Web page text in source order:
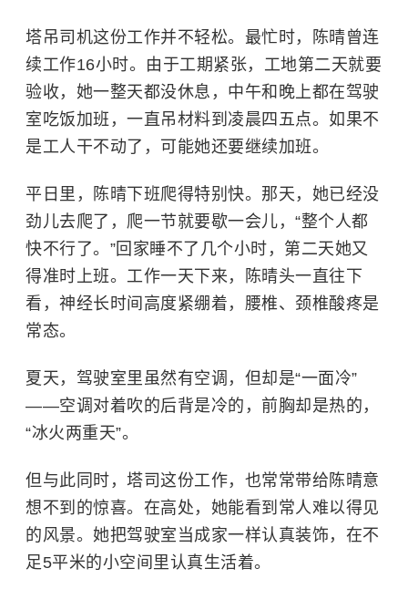
塔吊司机这份工作并不轻松。最忙时，陈晴曾连
续工作16小时。由于工期紧张，工地第二天就要
验收，她一整天都没休息，中午和晚上都在驾驶
室吃饭加班，一直吊材料到凌晨四五点。如果不
是工人干不动了，可能她还要继续加班。
平日里，陈晴下班爬得特别快。那天，她已经没
劲儿去爬了，爬一节就要歇一会儿，“整个人都
快不行了。”回家睡不了几个小时，第二天她又
得准时上班。工作一天下来，陈晴头一直往下
看，神经长时间高度紧绷着，腰椎、颈椎酸疼是
常态。
夏天，驾驶室里虽然有空调，但却是“一面冷”
——空调对着吹的后背是冷的，前胸却是热的，
“冰火两重天”。
但与此同时，塔司这份工作，也常常带给陈晴意
想不到的惊喜。在高处，她能看到常人难以得见
的风景。她把驾驶室当成家一样认真装饰，在不
足5平米的小空间里认真生活着。